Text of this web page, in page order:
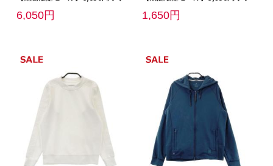
6,050円 1,650円